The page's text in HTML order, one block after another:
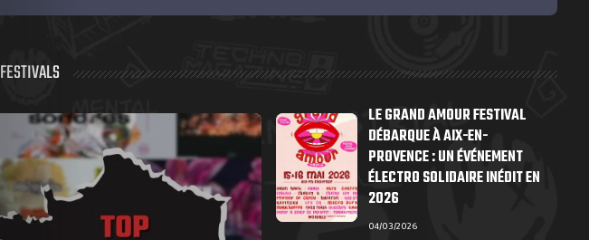
FESTIVALS
LE GRAND AMOUR FESTIVAL
DÉBARQUE À AIX-EN-
PROVENCE : UN ÉVÉNEMENT
ÉLECTRO SOLIDAIRE INÉDIT EN
2026
04/03/2026